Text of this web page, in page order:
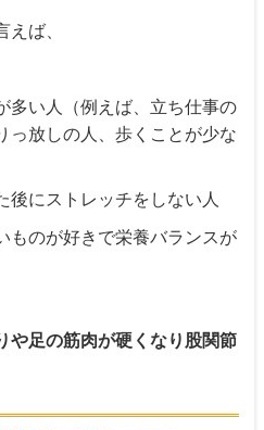
えば、
多い人（例えば、立ち仕事の
っ放しの人、歩くことが少な
後にストレッチをしない人
ものが好きで栄養バランスが
や足の筋肉が硬くなり股関節